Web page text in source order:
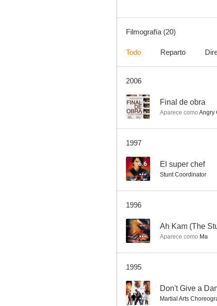
Ah Kam (The Stunt)
--
Filmografía (20)
Todo Reparto
2006
-- Final de obra
Aparece como Angry
1997
6.6 El super chef
Stunt Coordinator
1996
-- Ah Kam (The
Aparece como Ma
1995
-- Don't Give a
Martial Arts